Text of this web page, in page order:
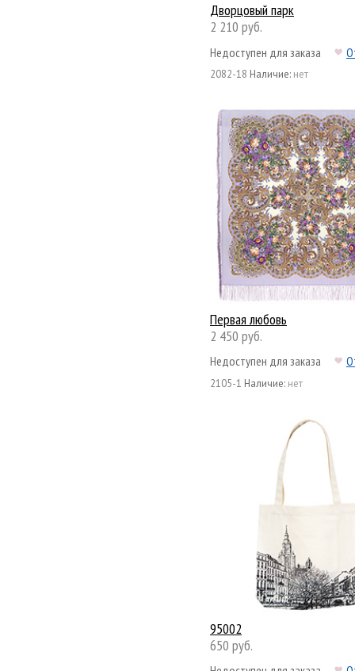
Дворцовый парк
2 210 руб.
Недоступен для заказа
2082-18 Наличие: нет
Первая любовь
2 450 руб.
Недоступен для заказа
2105-1 Наличие: нет
95002
650 руб.